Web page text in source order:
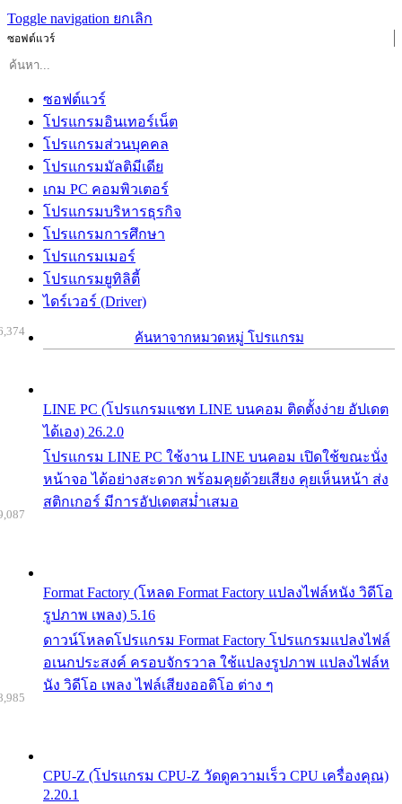
Toggle navigation ยกเลิก
ซอฟต์แวร์
ซอฟต์แวร์
โปรแกรมอินเทอร์เน็ต
โปรแกรมส่วนบุคคล
โปรแกรมมัลติมีเดีย
เกม PC คอมพิวเตอร์
โปรแกรมบริหารธุรกิจ
โปรแกรมการศึกษา
โปรแกรมเมอร์
โปรแกรมยูทิลิตี้
ไดร์เวอร์ (Driver)
ค้นหาจากหมวดหมู่ โปรแกรม
LINE PC (โปรแกรมแชท LINE บนคอม ติดตั้งง่าย อัปเดต
ได้เอง) 26.2.0
โปรแกรม LINE PC ใช้งาน LINE บนคอม เปิดใช้ขณะนั่ง
หน้าจอ ได้อย่างสะดวก พร้อมคุยด้วยเสียง คุยเห็นหน้า ส่ง
สติกเกอร์ มีการอัปเดตสม่ำเสมอ
Format Factory (โหลด Format Factory แปลงไฟล์หนัง วิดีโอ
รูปภาพ เพลง) 5.16
ดาวน์โหลดโปรแกรม Format Factory โปรแกรมแปลงไฟล์
อเนกประสงค์ ครอบจักรวาล ใช้แปลงรูปภาพ แปลงไฟล์ห
นัง วิดีโอ เพลง ไฟล์เสียงออดิโอ ต่าง ๆ
CPU-Z (โปรแกรม CPU-Z วัดดูความเร็ว CPU เครื่องคุณ)
2.20.1